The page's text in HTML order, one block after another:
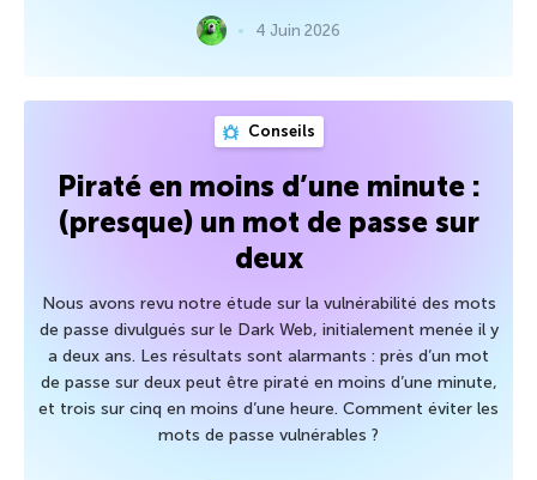
4 Juin 2026
Conseils
Piraté en moins d’une minute :
(presque) un mot de passe sur
deux
Nous avons revu notre étude sur la vulnérabilité des mots
de passe divulgués sur le Dark Web, initialement menée il y
a deux ans. Les résultats sont alarmants : près d’un mot
de passe sur deux peut être piraté en moins d’une minute,
et trois sur cinq en moins d’une heure. Comment éviter les
mots de passe vulnérables ?